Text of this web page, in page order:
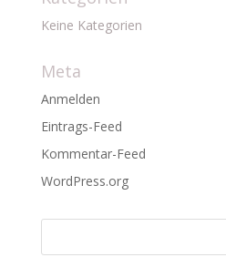
Keine Kategorien
Meta
Anmelden
Eintrags-Feed
Kommentar-Feed
WordPress.org